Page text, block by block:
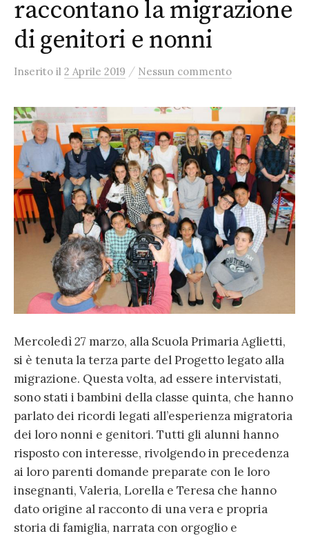
raccontano la migrazione
di genitori e nonni
Inserito il 2 Aprile 2019 / Nessun commento
Mercoledì 27 marzo, alla Scuola Primaria Aglietti,
si è tenuta la terza parte del Progetto legato alla
migrazione. Questa volta, ad essere intervistati,
sono stati i bambini della classe quinta, che hanno
parlato dei ricordi legati all’esperienza migratoria
dei loro nonni e genitori. Tutti gli alunni hanno
risposto con interesse, rivolgendo in precedenza
ai loro parenti domande preparate con le loro
insegnanti, Valeria, Lorella e Teresa che hanno
dato origine al racconto di una vera e propria
storia di famiglia, narrata con orgoglio e